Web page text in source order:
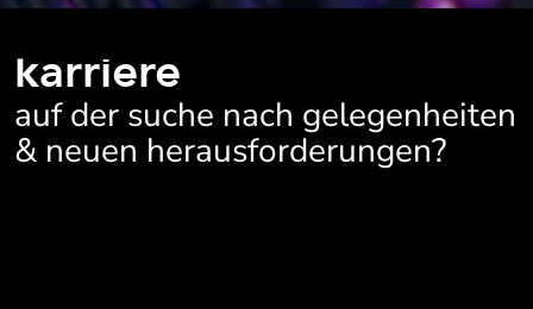
karriere
auf der suche nach gelegenheiten
& neuen herausforderungen?